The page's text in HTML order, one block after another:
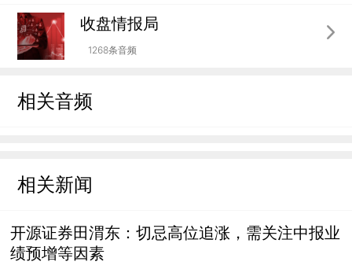
收盘情报局
1268条音频
相关音频
相关新闻
开源证券田渭东：切忌高位追涨，需关注中报业
绩预增等因素